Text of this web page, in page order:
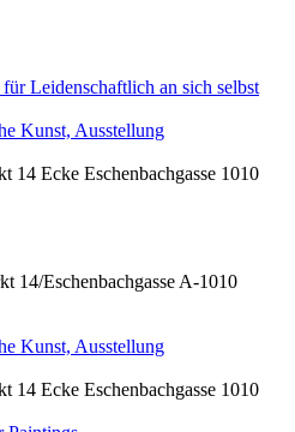
Leidenschaftlich an sich selbst
Kunst, Ausstellung
14 Ecke Eschenbachgasse 1010
14/Eschenbachgasse A-1010
Kunst, Ausstellung
14 Ecke Eschenbachgasse 1010